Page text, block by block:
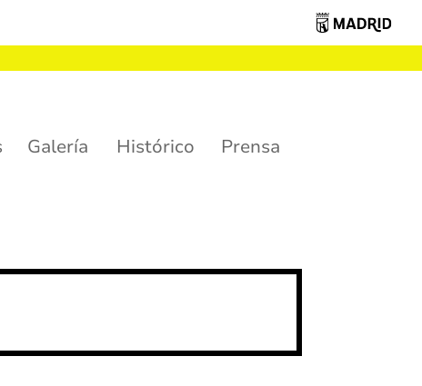
Galería Histórico Prensa